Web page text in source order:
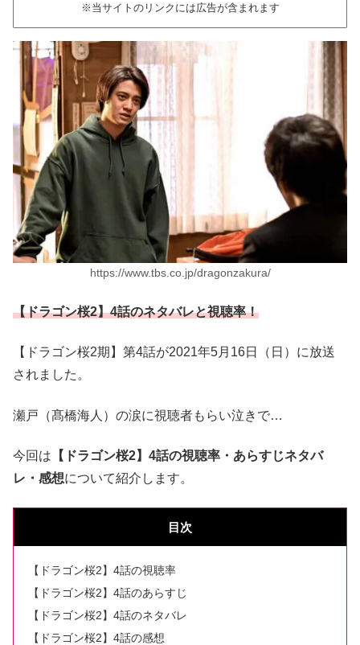
※当サイトのリンクには広告が含まれます
https://www.tbs.co.jp/dragonzakura/
【ドラゴン桜2】4話のネタバレと視聴率！
【ドラゴン桜2期】第4話が2021年5月16日（日）に放送
されました。
瀬戸（髙橋海人）の涙に視聴者もらい泣きで…
今回は 【ドラゴン桜2】4話の視聴率・あらすじネタバ
レ・感想について紹介します。
目次
【ドラゴン桜2】4話の視聴率
【ドラゴン桜2】4話のあらすじ
【ドラゴン桜2】4話のネタバレ
【ドラゴン桜2】4話の感想